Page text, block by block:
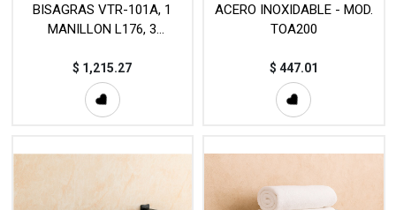
BISAGRAS VTR-101A, 1
MANILLON L176, 3
PERFIL POLICARBONATO
VTR-206C12T) MOD. KIT1
$ 1,215.27
ACERO INOXIDABLE - MOD.
TOA200
$ 447.01